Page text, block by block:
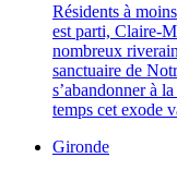
Résidents à
est parti, Claire-
nombreux
sanctuaire de
s’abandonner à
temps cet exode
Gironde